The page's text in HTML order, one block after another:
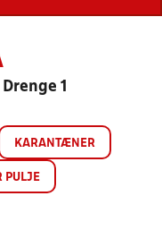
1
KARANTÆNER
PULJE